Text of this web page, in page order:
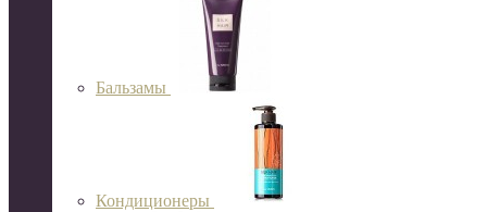
Бальзамы
Кондиционеры